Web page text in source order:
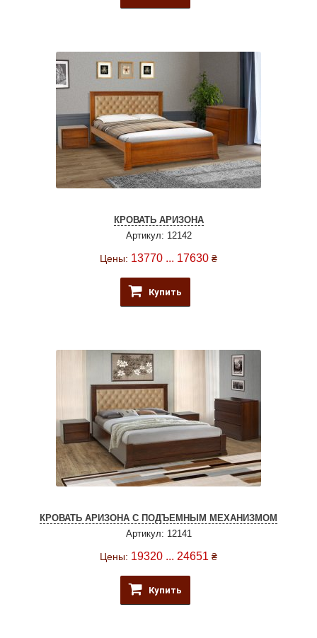
КРОВАТЬ АРИЗОНА
Артикул: 12142
Цены: 13770 ... 17630 ₴
Купить
КРОВАТЬ АРИЗОНА С ПОДЪЕМНЫМ МЕХАНИЗМОМ
Артикул: 12141
Цены: 19320 ... 24651 ₴
Купить